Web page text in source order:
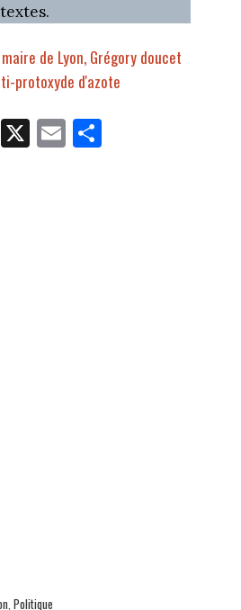
de Lyon, Grégory doucet
protoxyde d'azote
X E
m
Pa
rt
Politique